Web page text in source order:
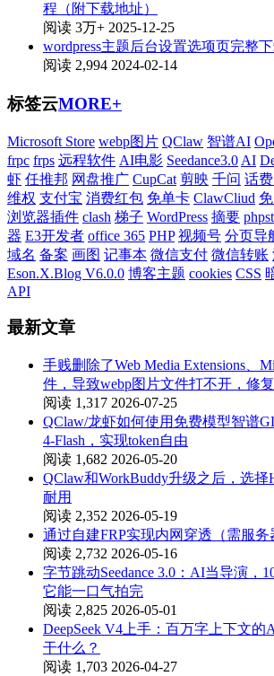
程（附下载地址）
阅读 3万+ 2025-12-25
wordpress主题后台设置选项页完整
阅读 2,994 2024-02-14
标签云MORE+
Microsoft Store webp图片 QClaw 智谱AI
frpc frps 远程软件 AI电影 Seedance3.0 AI
虾 任推邦 网盘推广 CupCat 剪映 千问 话
维权 支付宝 消费红包 免单卡 ClawCliud
浏览器插件 clash 梯子 WordPress 摘要
器 E3开发者 office 365 PHP 视频号 分页导
域名 备案 画图 记事本 微信支付 微信转账
Eson.X.Blog V6.0.0 博客主题 cookies CSS
API
最新文章
手贱删除了Web Media Extensions、
件，导致webp图片文件打不开，修复
阅读 1,317 2026-07-25
QClaw/龙虾如何使用免费模型智谱
4-Flash，实现token自由
阅读 1,682 2026-05-20
QClaw和WorkBuddy升级之后，选
耐用
阅读 2,352 2026-05-19
通过自建FRP实现内网穿透（需服务
阅读 2,732 2026-05-16
字节跳动Seedance 3.0：AI当导演，
它能一口气拍完
阅读 2,825 2026-05-01
DeepSeek V4上手：百万字上下文
干什么？
阅读 1,703 2026-04-27